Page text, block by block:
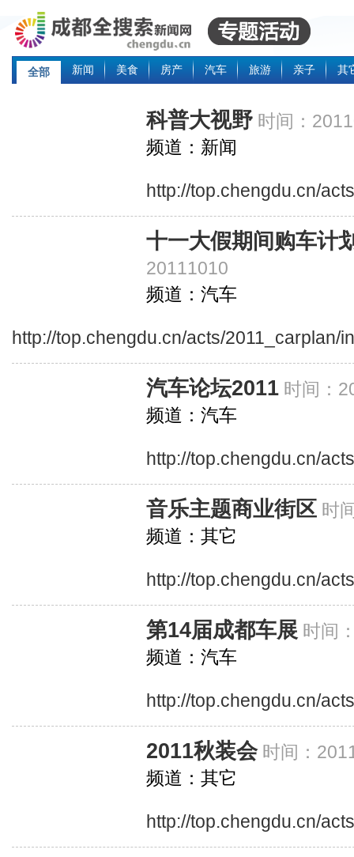
全部 新闻 美食 房产 汽车 旅游 亲子 其
科普大视野 时间：
频道：新闻
http://top.chengdu.cn/
十一大假期间购车计
20111010
频道：汽车
http://top.chengdu.cn/acts/2011_carplan/
汽车论坛2011 时间：
频道：汽车
http://top.chengdu.cn/
音乐主题商业街区 时
频道：其它
http://top.chengdu.cn/
第14届成都车展 时间
频道：汽车
http://top.chengdu.cn/
2011秋装会 时间：
频道：其它
http://top.chengdu.cn/